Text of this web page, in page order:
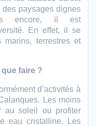
paysages dignes
encore, il est
En effet, il se
marins, terrestres et
faire ?
d’activités à
Les moins
au soleil ou profiter
eau cristalline. Les